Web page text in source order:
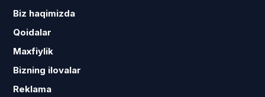
Biz haqimizda
Qoidalar
Maxfiylik
Bizning ilovalar
Reklama